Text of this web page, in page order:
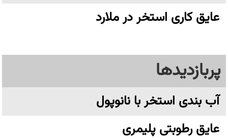
عایق کاری استخر در ملارد
پربازدیدها
آب بندی استخر با نانوپول
عایق رطوبتی پلیمری